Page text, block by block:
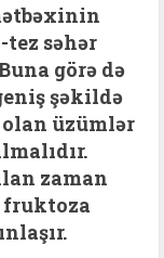
tez səhər
görə də
şəkildə
üzümlər
zaman